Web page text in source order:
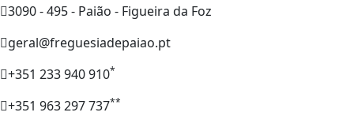
3090 - 495 - Paião - Figueira da Foz
geral@freguesiadepaiao.pt
+351 233 940 910*
+351 963 297 737**